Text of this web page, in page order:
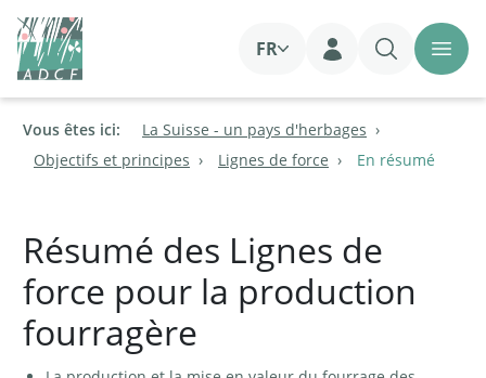
FR
Login
Vous êtes ici:
La Suisse - un pays d'herbages
Objectifs et principes
Lignes de force En résumé
Résumé des Lignes de
force pour la production
fourragère